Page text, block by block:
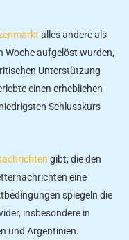
alles andere als
Woche aufgelöst wurden,
Unterstützung
einen erheblichen
Schlusskurs
gibt, die den
eine
spiegeln die
insbesondere in
und Argentinien.